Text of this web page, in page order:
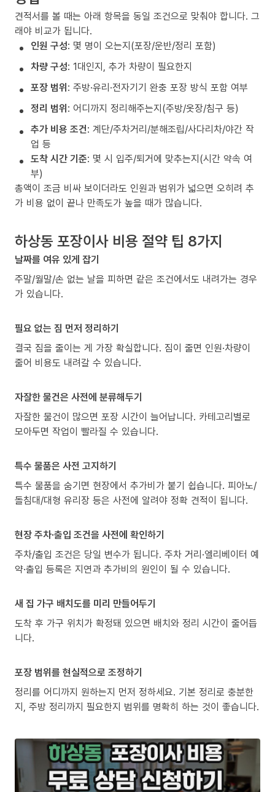
견적서를 볼 때는 아래 항목을 동일 조건으로 맞춰야 합니다. 그
래야 비교가 됩니다.
인원 구성: 몇 명이 오는지(포장/운반/정리 포함)
차량 구성: 1대인지, 추가 차량이 필요한지
포장 범위: 주방·유리·전자기기 완충 포장 방식 포함 여부
정리 범위: 어디까지 정리해주는지(주방/옷장/침구 등)
추가 비용 조건: 계단/주차거리/분해조립/사다리차/야간 작
업 등
도착 시간 기준: 몇 시 입주/퇴거에 맞추는지(시간 약속 여
부)
총액이 조금 비싸 보이더라도 인원과 범위가 넓으면 오히려 추
가 비용 없이 끝나 만족도가 높을 때가 많습니다.
하상동 포장이사 비용 절약 팁 8가지
날짜를 여유 있게 잡기
주말/월말/손 없는 날을 피하면 같은 조건에서도 내려가는 경우
가 있습니다.
필요 없는 짐 먼저 정리하기
결국 짐을 줄이는 게 가장 확실합니다. 짐이 줄면 인원·차량이
줄어 비용도 내려갈 수 있습니다.
자잘한 물건은 사전에 분류해두기
자잘한 물건이 많으면 포장 시간이 늘어납니다. 카테고리별로
모아두면 작업이 빨라질 수 있습니다.
특수 물품은 사전 고지하기
특수 물품을 숨기면 현장에서 추가비가 붙기 쉽습니다. 피아노/
돌침대/대형 유리장 등은 사전에 알려야 정확 견적이 됩니다.
현장 주차·출입 조건을 사전에 확인하기
주차/출입 조건은 당일 변수가 됩니다. 주차 거리·엘리베이터 예
약·출입 등록은 지연과 추가비의 원인이 될 수 있습니다.
새 집 가구 배치도를 미리 만들어두기
도착 후 가구 위치가 확정돼 있으면 배치와 정리 시간이 줄어듭
니다.
포장 범위를 현실적으로 조정하기
정리를 어디까지 원하는지 먼저 정하세요. 기본 정리로 충분한
지, 주방 정리까지 필요한지 범위를 명확히 하는 것이 좋습니다.